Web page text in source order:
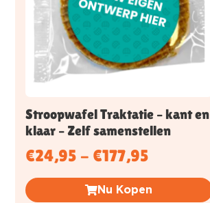
Stroopwafel Traktatie – kant en
klaar – Zelf samenstellen
€24,95 - €177,95
Nu Kopen